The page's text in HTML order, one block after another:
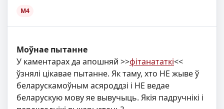
M4
Моўнае пытанне
У каментарах да апошняй >>фітанататкі<<
ўзнялі цікавае пытанне. Як таму, хто НЕ жыве ў
беларускамоўным асяроддзі і НЕ ведае
беларускую мову яе вывучыць. Якія падручнікі і